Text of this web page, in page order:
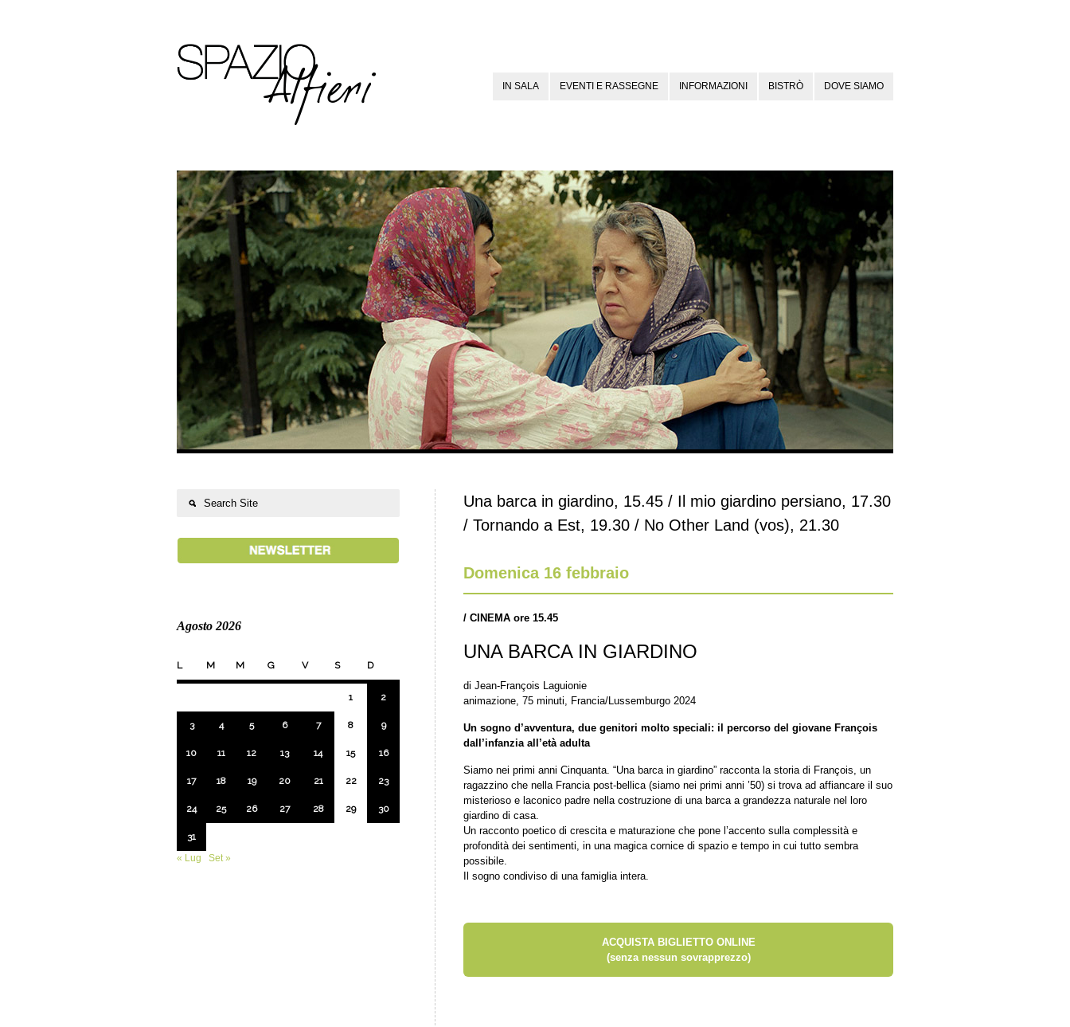
IN SALA EVENTI E RASSEGNE INFORMAZIONI BISTRÒ DOVE SIAMO
Una barca in giardino, 15.45 / Il mio giardino persiano, 17.30
/ Tornando a Est, 19.30 / No Other Land (vos), 21.30
Domenica 16 febbraio
/ CINEMA ore 15.45
UNA BARCA IN GIARDINO
di Jean-François Laguionie
animazione, 75 minuti, Francia/Lussemburgo 2024
Un sogno d’avventura, due genitori molto speciali: il percorso del giovane François
dall’infanzia all’età adulta
Siamo nei primi anni Cinquanta. “Una barca in giardino” racconta la storia di François, un
ragazzino che nella Francia post-bellica (siamo nei primi anni ’50) si trova ad affiancare il suo
misterioso e laconico padre nella costruzione di una barca a grandezza naturale nel loro
giardino di casa.
Un racconto poetico di crescita e maturazione che pone l’accento sulla complessità e
profondità dei sentimenti, in una magica cornice di spazio e tempo in cui tutto sembra
possibile.
Il sogno condiviso di una famiglia intera.
ACQUISTA BIGLIETTO ONLINE
(senza nessun sovrapprezzo)
Agosto 2026
L M M G V S D
1 2
3 4 5 6 7 8 9
10 11 12 13 14 15 16
17 18 19 20 21 22 23
24 25 26 27 28 29 30
31
« Lug
Set »